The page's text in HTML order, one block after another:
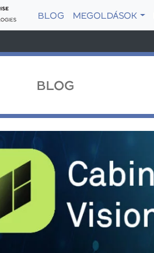
BLOG MEGOLDÁSOK
BLOG